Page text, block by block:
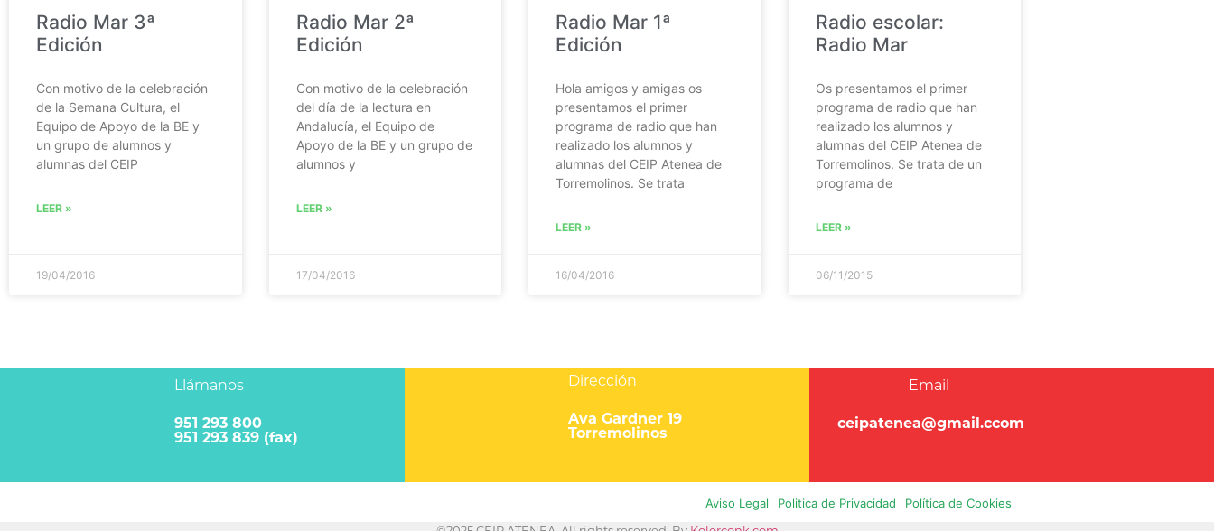
Radio Mar 3ª
Edición
Con motivo de la celebración
de la Semana Cultura, el
Equipo de Apoyo de la BE y
un grupo de alumnos y
alumnas del CEIP
LEER »
19/04/2016
Radio Mar 2ª
Edición
Con motivo de la celebración
del día de la lectura en
Andalucía, el Equipo de
Apoyo de la BE y un grupo de
alumnos y
LEER »
17/04/2016
Radio Mar 1ª
Edición
Hola amigos y amigas os
presentamos el primer
programa de radio que han
realizado los alumnos y
alumnas del CEIP Atenea de
Torremolinos. Se trata
LEER »
16/04/2016
Radio escolar:
Radio Mar
Os presentamos el primer
programa de radio que han
realizado los alumnos y
alumnas del CEIP Atenea de
Torremolinos. Se trata de un
programa de
LEER »
06/11/2015
Llámanos
951 293 800
951 293 839 (fax)
Dirección
Ava Gardner 19
Torremolinos
Email
ceipatenea@gmail.ccom
Aviso Legal Politica de Privacidad
Política de Cookies